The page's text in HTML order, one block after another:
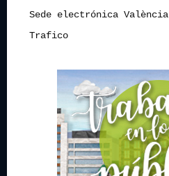
Sede electrónica València
Trafico